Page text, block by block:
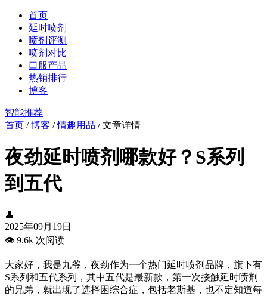
首页
延时喷剂
喷剂评测
喷剂对比
口服产品
热销排行
博客
智能推荐
首页 /博客 /情趣用品 /文章详情
夜劲延时喷剂哪款好？S系列
到五代
👤
2025年09月19日
👁️ 9.6k 次阅读
大家好，我是九爷，夜劲作为一个热门延时喷剂品牌，旗下有
S系列和五代系列，其中五代是最新款，第一次接触延时喷剂
的兄弟，就出现了选择困综合症，包括老斯基，也不定知道每